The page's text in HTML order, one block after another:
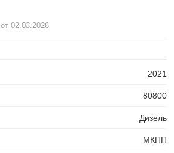
от 02.03.2026
2021
80800
Дизель
МКПП